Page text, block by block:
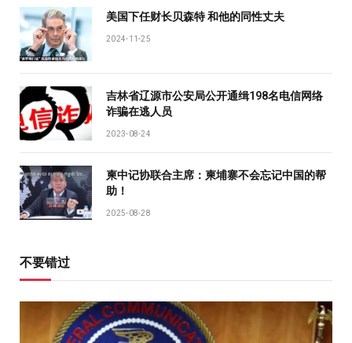
美国下任财长贝森特 和他的同性丈夫
2024-11-25
吉林省辽源市公安局公开通缉198名电信网络
诈骗在逃人员
2023-08-24
柬中记协联合主席：柬埔寨不会忘记中国的帮
助！
2025-08-28
不要错过